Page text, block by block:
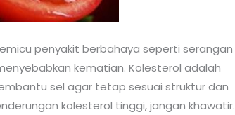
penyakit berbahaya seperti serangan
kematian. Kolesterol adalah
sel agar tetap sesuai struktur dan
kolesterol tinggi, jangan khawatir.